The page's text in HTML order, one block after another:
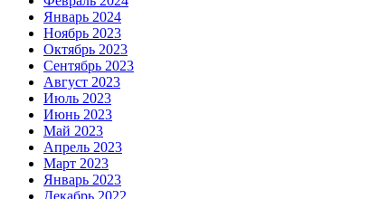
Январь 2024
Ноябрь 2023
Октябрь 2023
Сентябрь 2023
Август 2023
Июль 2023
Июнь 2023
Май 2023
Апрель 2023
Март 2023
Январь 2023
Декабрь 2022